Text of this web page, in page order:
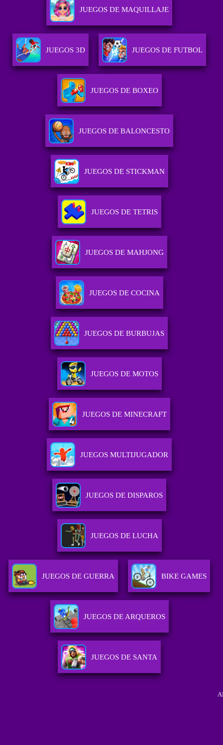
JUEGOS DE MAQUILLAJE
JUEGOS 3D JUEGOS DE FUTBOL
JUEGOS DE BOXEO
JUEGOS DE BALONCESTO
JUEGOS DE STICKMAN
JUEGOS DE TETRIS
JUEGOS DE MAHJONG
JUEGOS DE COCINA
JUEGOS DE BURBUJAS
JUEGOS DE MOTOS
JUEGOS DE MINECRAFT
JUEGOS MULTIJUGADOR
JUEGOS DE DISPAROS
JUEGOS DE LUCHA
JUEGOS DE GUERRA BIKE GAMES
JUEGOS DE ARQUEROS
JUEGOS DE SANTA